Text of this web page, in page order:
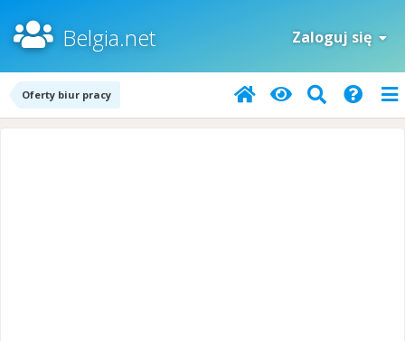
Belgia.net Zaloguj się
Oferty biur pracy